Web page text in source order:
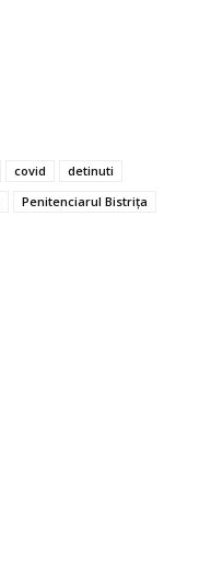
covid
detinuti
Penitenciarul Bistriţa